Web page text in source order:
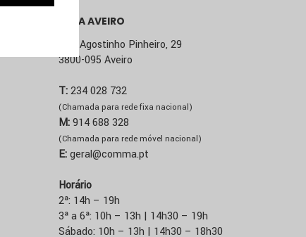
LOJA AVEIRO
Rua Agostinho Pinheiro, 29
3800-095 Aveiro
T:234 028 732
(Chamada para rede fixa nacional)
M:914 688 328
(Chamada para rede móvel nacional)
E:geral@comma.pt
Horário
2ª: 14h – 19h
3ª a 6ª: 10h – 13h | 14h30 – 19h
Sábado: 10h – 13h | 14h30 – 18h30